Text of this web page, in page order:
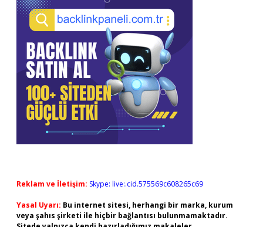
Reklam ve İletişim: Skype: live:.cid.575569c608265c69
Yasal Uyarı: Bu internet sitesi, herhangi bir marka, kurum
veya şahıs şirketi ile hiçbir bağlantısı bulunmamaktadır.